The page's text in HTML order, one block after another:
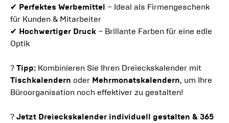
✔ Perfektes Werbemittel – Ideal als Firmengeschenk
für Kunden & Mitarbeiter
✔ Hochwertiger Druck – Brillante Farben für eine edle
Optik
? Tipp: Kombinieren Sie Ihren Dreieckskalender mit
Tischkalendern oder Mehrmonatskalendern, um Ihre
Büroorganisation noch effektiver zu gestalten!
? Jetzt Dreieckskalender individuell gestalten & 365